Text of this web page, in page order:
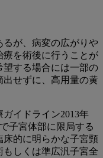
が、病変の広がりや
を術後に行うことが
する場合には一部の
せずに、高用量の黄
イドライン2013年
子宮体部に限局する
的に明らかな子宮頸
しくは準広汎子宮全